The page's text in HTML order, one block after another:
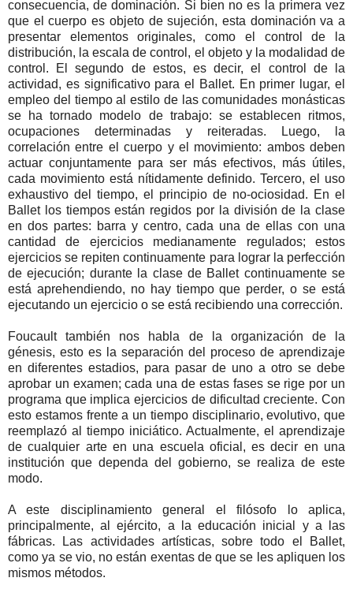
consecuencia, de dominación. Si bien no es la primera vez
que el cuerpo es objeto de sujeción, esta dominación va a
presentar elementos originales, como el control de la
distribución, la escala de control, el objeto y la modalidad de
control. El segundo de estos, es decir, el control de la
actividad, es significativo para el Ballet. En primer lugar, el
empleo del tiempo al estilo de las comunidades monásticas
se ha tornado modelo de trabajo: se establecen ritmos,
ocupaciones determinadas y reiteradas. Luego, la
correlación entre el cuerpo y el movimiento: ambos deben
actuar conjuntamente para ser más efectivos, más útiles,
cada movimiento está nítidamente definido. Tercero, el uso
exhaustivo del tiempo, el principio de no-ociosidad. En el
Ballet los tiempos están regidos por la división de la clase
en dos partes: barra y centro, cada una de ellas con una
cantidad de ejercicios medianamente regulados; estos
ejercicios se repiten continuamente para lograr la perfección
de ejecución; durante la clase de Ballet continuamente se
está aprehendiendo, no hay tiempo que perder, o se está
ejecutando un ejercicio o se está recibiendo una corrección.
Foucault también nos habla de la organización de la
génesis, esto es la separación del proceso de aprendizaje
en diferentes estadios, para pasar de uno a otro se debe
aprobar un examen; cada una de estas fases se rige por un
programa que implica ejercicios de dificultad creciente. Con
esto estamos frente a un tiempo disciplinario, evolutivo, que
reemplazó al tiempo iniciático. Actualmente, el aprendizaje
de cualquier arte en una escuela oficial, es decir en una
institución que dependa del gobierno, se realiza de este
modo.
A este disciplinamiento general el filósofo lo aplica,
principalmente, al ejército, a la educación inicial y a las
fábricas. Las actividades artísticas, sobre todo el Ballet,
como ya se vio, no están exentas de que se les apliquen los
mismos métodos.